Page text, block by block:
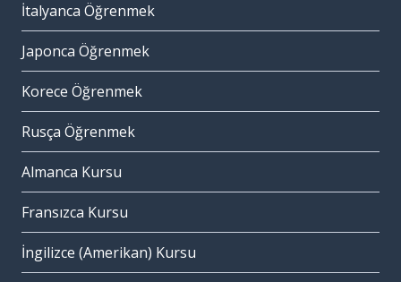
İtalyanca Öğrenmek
Japonca Öğrenmek
Korece Öğrenmek
Rusça Öğrenmek
Almanca Kursu
Fransızca Kursu
İngilizce (Amerikan) Kursu